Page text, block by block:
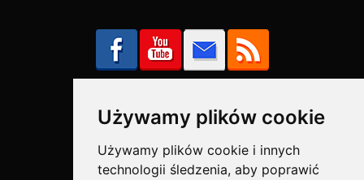
Używamy plików cookie
Używamy plików cookie i innych
technologii śledzenia, aby poprawić
Bezpieczne Płatności obsługuje: